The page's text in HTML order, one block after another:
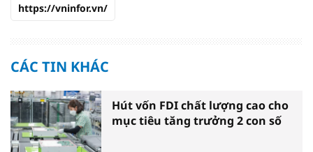
https://vninfor.vn/
CÁC TIN KHÁC
Hút vốn FDI chất lượng cao cho
mục tiêu tăng trưởng 2 con số